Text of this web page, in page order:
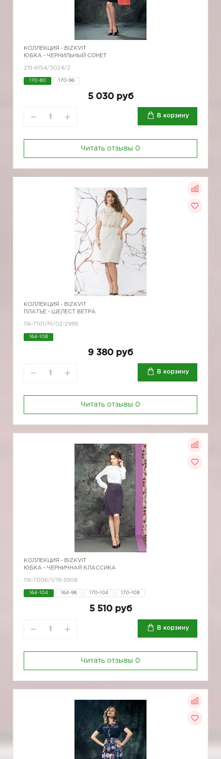
КОЛЛЕКЦИЯ - BIZKVIT
ЮБКА - ЧЕРНИЛЬНЫЙ СОНЕТ
215-6154/3024/2
170-80 170-96
5 030 руб
В корзину
Читать отзывы 0
КОЛЛЕКЦИЯ - BIZKVIT
ПЛАТЬЕ - ШЕЛЕСТ ВЕТРА
116-7101/М/02-2995
164-108
9 380 руб
В корзину
Читать отзывы 0
КОЛЛЕКЦИЯ - BIZKVIT
ЮБКА - ЧЕРНИЧНАЯ КЛАССИКА
116-7006/1/19-3908
164-104 164-96 170-104 170-108
5 510 руб
В корзину
Читать отзывы 0